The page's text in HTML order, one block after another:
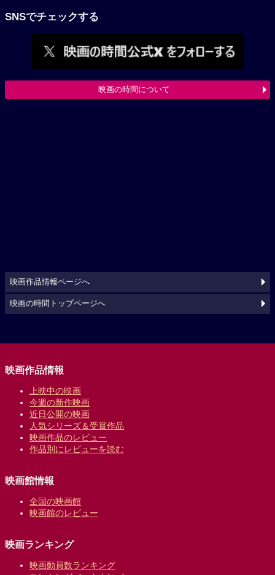
SNSでチェックする
映画の時間について
映画作品情報ページへ
映画の時間トップページへ
映画作品情報
上映中の映画
今週の新作映画
近日公開の映画
人気シリーズ＆受賞作品
映画作品のレビュー
作品別にレビューを読む
映画館情報
全国の映画館
映画館のレビュー
映画ランキング
映画動員数ランキング